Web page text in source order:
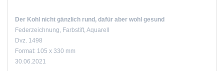
Der Kohl nicht gänzlich rund, dafür aber wohl gesund
Federzeichnung, Farbstift, Aquarell
Dvz. 1498
Format: 105 x 330 mm
30.06.2021